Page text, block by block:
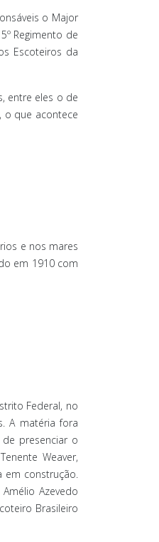
o Major
Regimento de
Escoteiros da
entre eles o de
o que acontece
e nos mares
em 1910 com
Federal, no
A matéria fora
presenciar o
Weaver,
em construção.
Azevedo
Brasileiro